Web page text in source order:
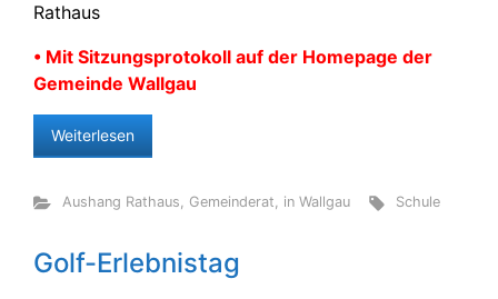
Rathaus
• Mit Sitzungsprotokoll auf der Homepage der
Gemeinde Wallgau
Weiterlesen
Aushang Rathaus, Gemeinderat, in Wallgau Schule
Golf-Erlebnistag